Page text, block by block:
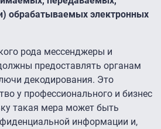
обрабатываемых электронных
рода мессенджеры и
предоставлять органам
декодирования. Это
у профессионального и бизнес
такая мера может быть
информации и,